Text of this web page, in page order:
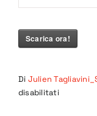
Scarica ora!
Di Julien
disabilitatisu